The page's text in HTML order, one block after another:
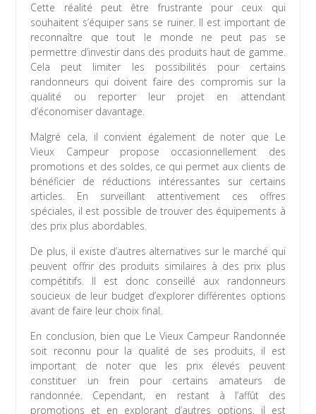
Cette réalité peut être frustrante pour ceux qui
souhaitent s’équiper sans se ruiner. Il est important de
reconnaître que tout le monde ne peut pas se
permettre d’investir dans des produits haut de gamme.
Cela peut limiter les possibilités pour certains
randonneurs qui doivent faire des compromis sur la
qualité ou reporter leur projet en attendant
d’économiser davantage.
Malgré cela, il convient également de noter que Le
Vieux Campeur propose occasionnellement des
promotions et des soldes, ce qui permet aux clients de
bénéficier de réductions intéressantes sur certains
articles. En surveillant attentivement ces offres
spéciales, il est possible de trouver des équipements à
des prix plus abordables.
De plus, il existe d’autres alternatives sur le marché qui
peuvent offrir des produits similaires à des prix plus
compétitifs. Il est donc conseillé aux randonneurs
soucieux de leur budget d’explorer différentes options
avant de faire leur choix final.
En conclusion, bien que Le Vieux Campeur Randonnée
soit reconnu pour la qualité de ses produits, il est
important de noter que les prix élevés peuvent
constituer un frein pour certains amateurs de
randonnée. Cependant, en restant à l’affût des
promotions et en explorant d’autres options, il est